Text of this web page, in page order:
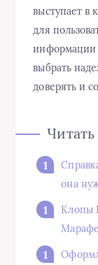
выступает в
для
информации
выбрать
доверять и
она
Клопы